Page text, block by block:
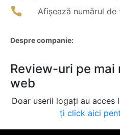
Afișează numărul de
Despre companie:
Review-uri pe
web
Doar userii logați au acces
ți click aici